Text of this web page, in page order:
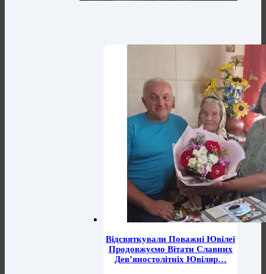
Відсвяткували Поважні Ювілеї
Продовжуємо Вітати Славних
Дев’яностолітніх Ювіляр…